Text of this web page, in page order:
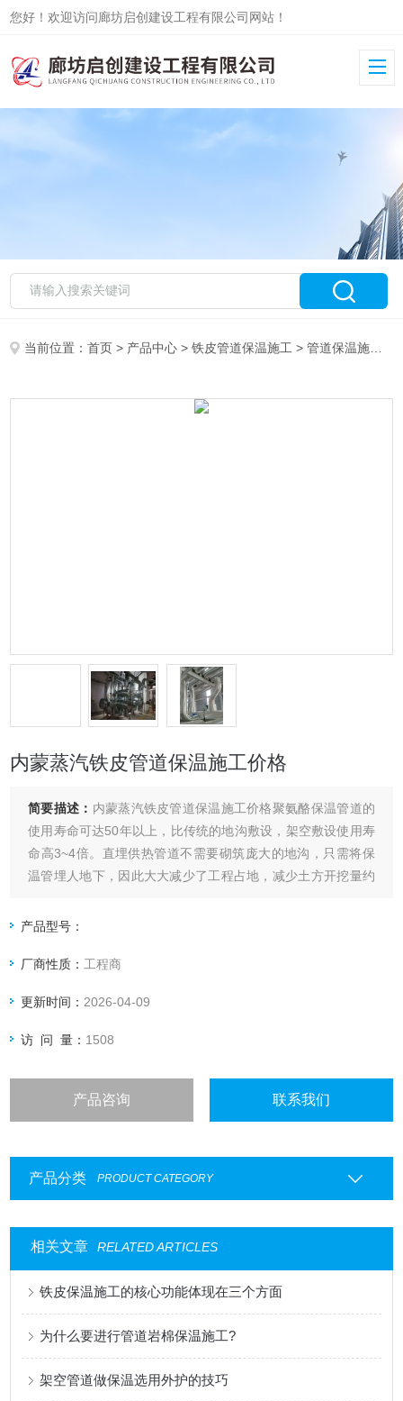
您好！欢迎访问廊坊启创建设工程有限公司网站！
当前位置：首页 > 产品中心 >铁皮管道保温施工 >管道保温施工队
内蒙蒸汽铁皮管道保温施工价格
简要描述： 内蒙蒸汽铁皮管道保温施工价格聚氨酪保温管道的
使用寿命可达50年以上，比传统的地沟敷设，架空敷设使用寿
命高3~4倍。直埋供热管道不需要砌筑庞大的地沟，只需将保
温管埋人地下，因此大大减少了工程占地，减少土方开挖量约
和现场挖沟平行进行，只需现场接头，可以缩短工期约50%以
产品型号：
厂商性质： 工程商
更新时间： 2026-04-09
访 问 量： 1508
产品咨询 联系我们
产品分类 PRODUCT CATEGORY
相关文章 RELATED ARTICLES
铁皮保温施工的核心功能体现在三个方面
为什么要进行管道岩棉保温施工?
架空管道做保温选用外护的技巧